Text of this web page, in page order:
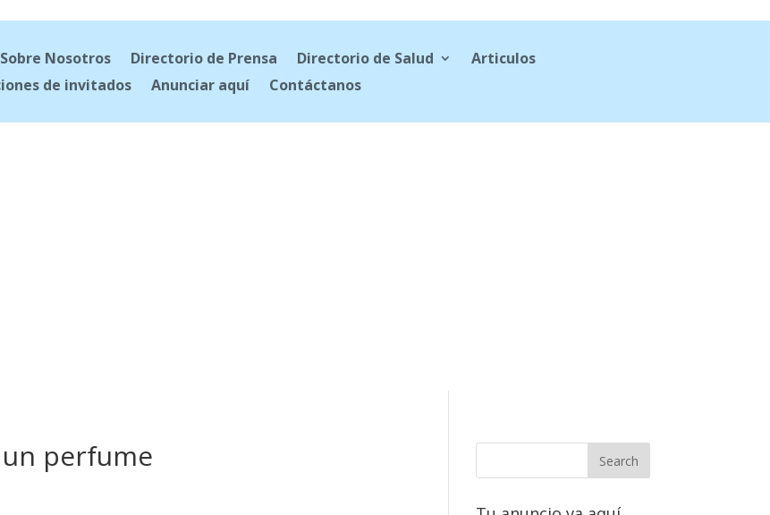
Sobre Nosotros Directorio de Prensa Directorio de Salud
Articulos
de invitados
Anunciar aquí Contáctanos
perfume